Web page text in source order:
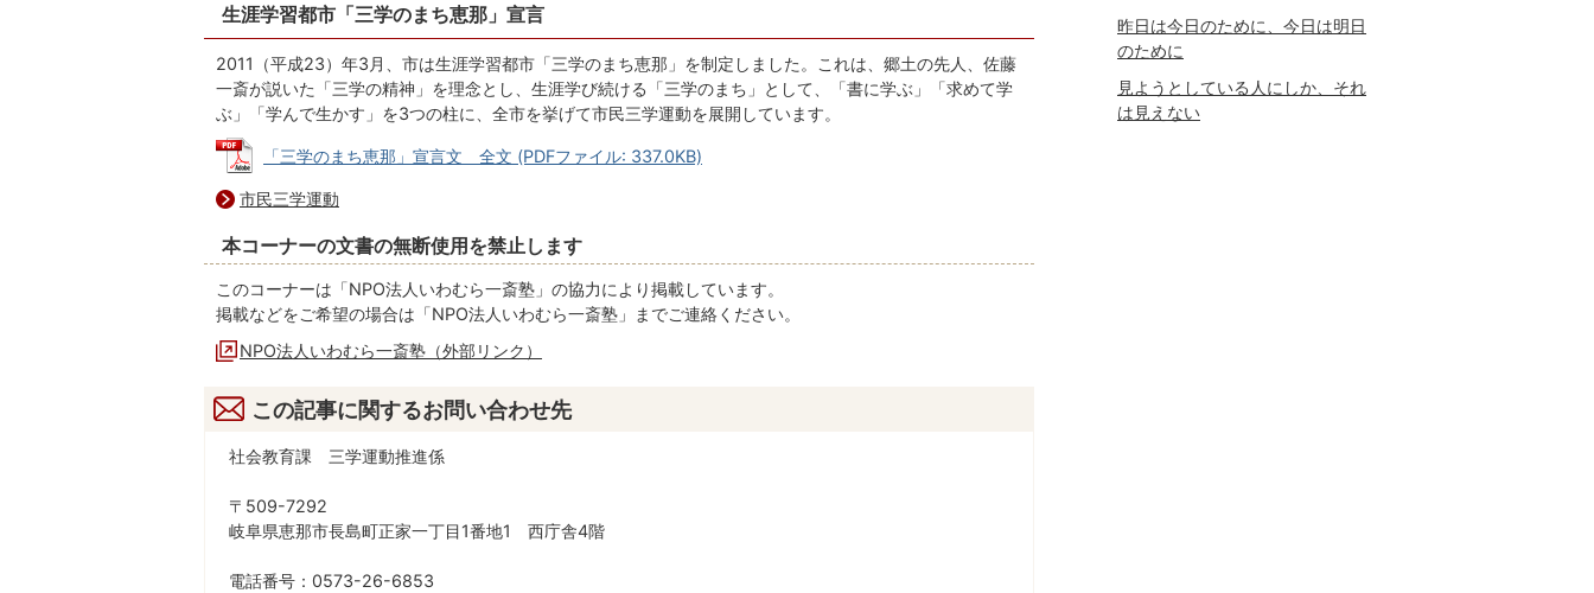
生涯学習都市「三学のまち恵那」宣言
2011（平成23）年3月、市は生涯学習都市「三学のまち恵那」を制定しました。これは、郷土の先人、佐藤
一斎が説いた「三学の精神」を理念とし、生涯学び続ける「三学のまち」として、「書に学ぶ」「求めて学
ぶ」「学んで生かす」を3つの柱に、全市を挙げて市民三学運動を展開しています。
「三学のまち恵那」宣言文 全文 (PDFファイル: 337.0KB)
市民三学運動
本コーナーの文書の無断使用を禁止します
このコーナーは「NPO法人いわむら一斎塾」の協力により掲載しています。
掲載などをご希望の場合は「NPO法人いわむら一斎塾」までご連絡ください。
NPO法人いわむら一斎塾（外部リンク）
この記事に関するお問い合わせ先
社会教育課 三学運動推進係
〒509-7292
岐阜県恵那市長島町正家一丁目1番地1 西庁舎4階
電話番号：0573-26-6853
昨日は今日のために、今日は明日
のために
見ようとしている人にしか、それ
は見えない